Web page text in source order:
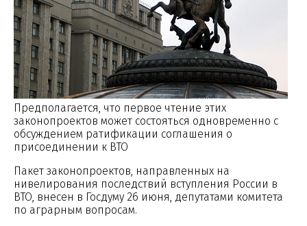
Предполагается, что первое чтение этих
законопроектов может состояться одновременно с
обсуждением ратификации соглашения о
присоединении к ВТО
Пакет законопроектов, направленных на
нивелирования последствий вступления России в
ВТО, внесен в Госдуму 26 июня, депутатами комитета
по аграрным вопросам.